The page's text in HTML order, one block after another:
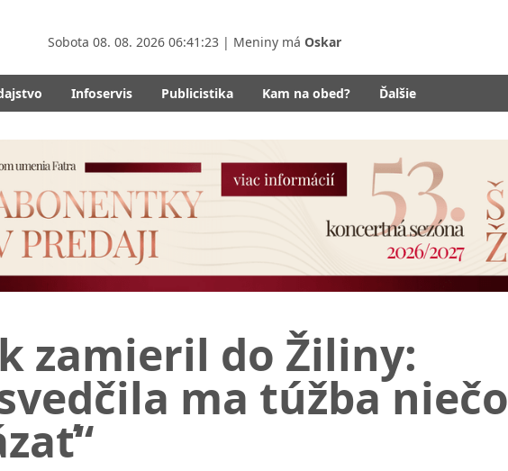
Sobota 08. 08. 2026 06:41:24 | Meniny má Oskar
Infoservis Publicistika Kam na obed? Ďalšie
zamieril do Žiliny:
ma túžba niečo